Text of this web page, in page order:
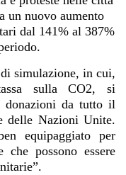
un nuovo aumento
dal 141% al 387%
simulazione, in cui,
sulla CO2, si
donazioni da tutto il
delle Nazioni Unite.
equipaggiato per
possono essere